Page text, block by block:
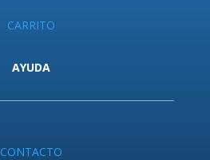
CARRITO
AYUDA
CONTACTO